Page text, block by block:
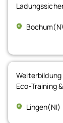
Weiterbildung
Eco-Training
Lingen(NI)